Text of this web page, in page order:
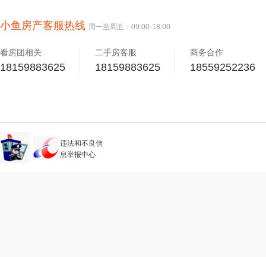
小鱼房产客服热线 周一至周五：09:00-18:00
看房团相关
18159883625
二手房客服
18159883625
商务合作
18559252236
违法和不良信
息举报中心